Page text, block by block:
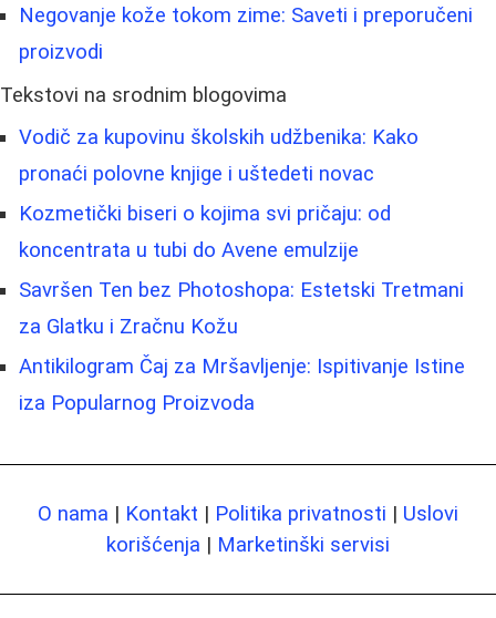
Negovanje kože tokom zime: Saveti i preporučeni
proizvodi
Tekstovi na srodnim blogovima
Vodič za kupovinu školskih udžbenika: Kako
pronaći polovne knjige i uštedeti novac
Kozmetički biseri o kojima svi pričaju: od
koncentrata u tubi do Avene emulzije
Savršen Ten bez Photoshopa: Estetski Tretmani
za Glatku i Zračnu Kožu
Antikilogram Čaj za Mršavljenje: Ispitivanje Istine
iza Popularnog Proizvoda
O nama | Kontakt | Politika privatnosti | Uslovi
korišćenja | Marketinški servisi